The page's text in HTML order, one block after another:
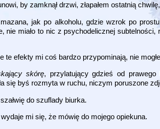
by zamknął drzwi, złapałem ostatnią
jak po alkoholu, gdzie wzrok po
nie miało to nic z psychodelicznej
te efekty mi coś bardzo przypominają, nie
skórę, przylatujący gdzieś od prawego
się byś rozmyta w ruchu, niczym poruszone
do szuflady biurka.
mi się, że mówię do mojego opiekuna.